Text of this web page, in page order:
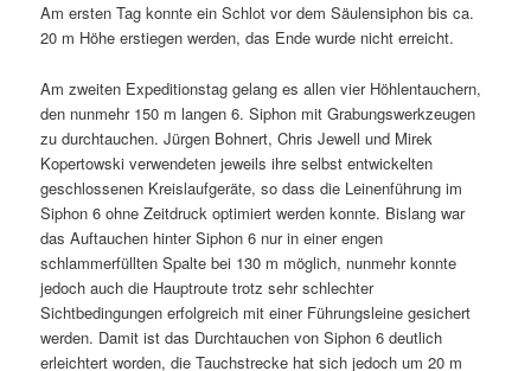
Am ersten Tag konnte ein Schlot vor dem Säulensiphon bis ca.
20 m Höhe erstiegen werden, das Ende wurde nicht erreicht.
Am zweiten Expeditionstag gelang es allen vier Höhlentauchern,
den nunmehr 150 m langen 6. Siphon mit Grabungswerkzeugen
zu durchtauchen. Jürgen Bohnert, Chris Jewell und Mirek
Kopertowski verwendeten jeweils ihre selbst entwickelten
geschlossenen Kreislaufgeräte, so dass die Leinenführung im
Siphon 6 ohne Zeitdruck optimiert werden konnte. Bislang war
das Auftauchen hinter Siphon 6 nur in einer engen
schlammerfüllten Spalte bei 130 m möglich, nunmehr konnte
jedoch auch die Hauptroute trotz sehr schlechter
Sichtbedingungen erfolgreich mit einer Führungsleine gesichert
werden. Damit ist das Durchtauchen von Siphon 6 deutlich
erleichtert worden, die Tauchstrecke hat sich jedoch um 20 m